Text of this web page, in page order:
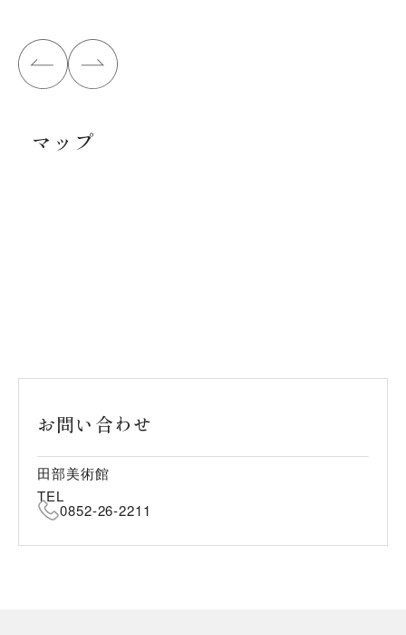
マップ
お問い合わせ
田部美術館
TEL
0852-26-2211